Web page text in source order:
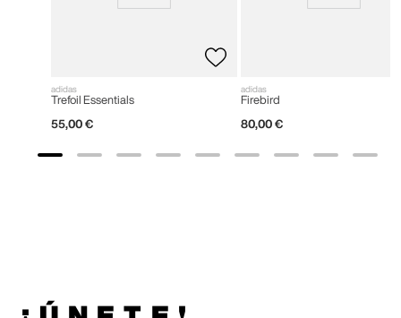
adidas
Trefoil Essentials
55,00 €
adidas
Firebird
80,00 €